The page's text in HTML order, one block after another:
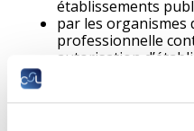
établissements
par les organismes
professionnelle
autorisation
dans un pays